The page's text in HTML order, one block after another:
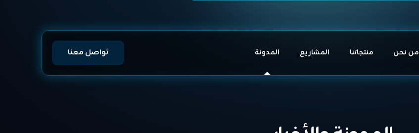
من نحن منتجاتنا المشاريع المدونة تواصل معنا